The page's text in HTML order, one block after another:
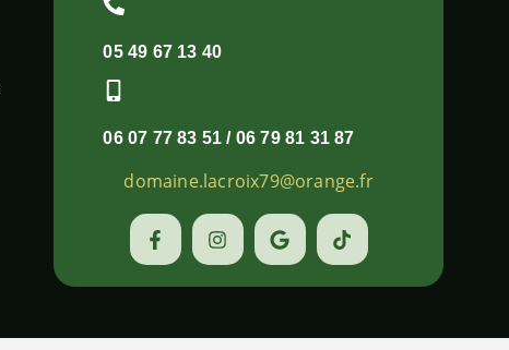
05 49 67 13 40
06 07 77 83 51 / 06 79 81 31 87
domaine.lacroix79@orange.fr